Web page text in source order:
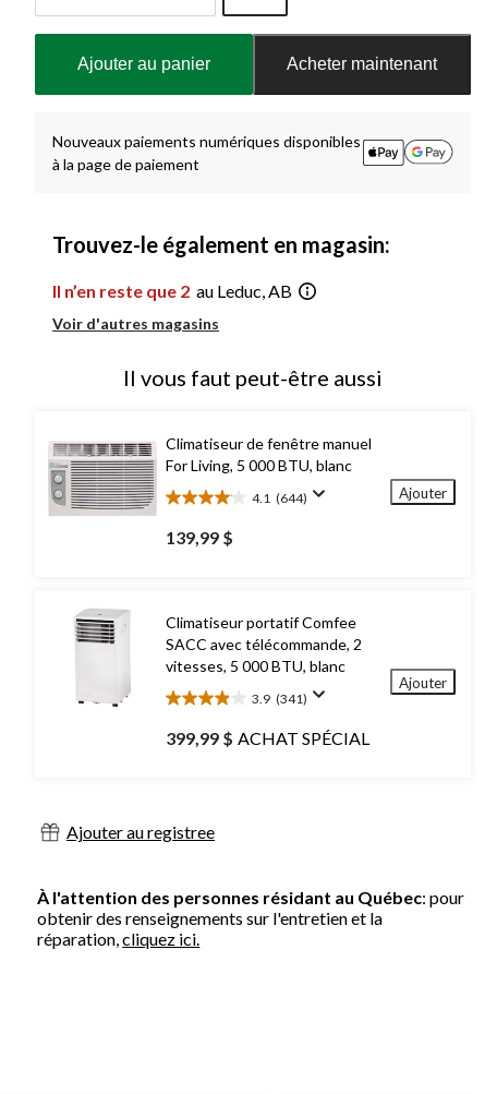
Ajouter au panier Acheter maintenant
Nouveaux paiements numériques disponibles
à la page de paiement
Trouvez-le également en magasin:
Il n’en reste que 2 au Leduc, AB
Voir d'autres magasins
Il vous faut peut-être aussi
Climatiseur de fenêtre manuel
For Living, 5 000 BTU, blanc
4.1 (644)
4.1
étoile(s)
sur
139,99 $
Ajouter
Climatiseur portatif Comfee
SACC avec télécommande, 2
vitesses, 5 000 BTU, blanc
3.9 (341)
3.9
étoile(s)
sur
399,99 $ ACHAT SPÉCIAL
Ajouter
Ajouter au registree
À l'attention des personnes résidant au Québec: pour
obtenir des renseignements sur l'entretien et la
réparation,cliquez ici.